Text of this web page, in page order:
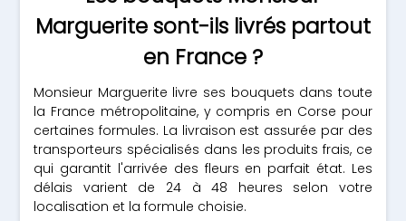
Marguerite sont-ils livrés partout
en France ?
Monsieur Marguerite livre ses bouquets dans toute
la France métropolitaine, y compris en Corse pour
certaines formules. La livraison est assurée par des
transporteurs spécialisés dans les produits frais, ce
qui garantit l'arrivée des fleurs en parfait état. Les
délais varient de 24 à 48 heures selon votre
localisation et la formule choisie.